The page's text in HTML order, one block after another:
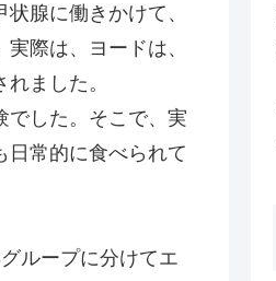
腺に働きかけて、
際は、ヨードは、
ました。
でした。そこで、実
日常的に食べられて
ループに分けてエ